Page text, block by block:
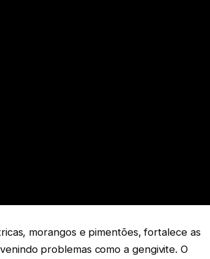
morangos e pimentões, fortalece as
problemas como a gengivite. O